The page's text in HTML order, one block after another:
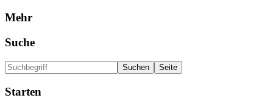
Mehr
Suche
Starten